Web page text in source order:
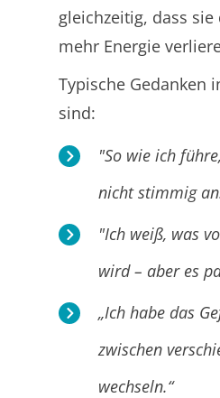
gleichzeitig, dass
mehr Energie
Typische Gedanken
sind:
"So wie ich
nicht stimmig
"Ich weiß, was
wird – aber es
„Ich habe das
zwischen
wechseln.“